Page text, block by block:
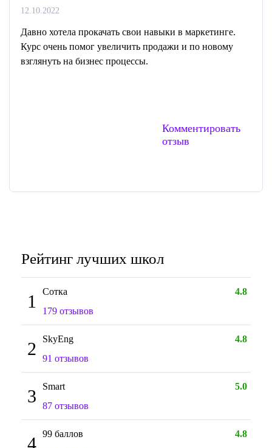
12.10.2022
Давно хотела прокачать свои навыки в маркетинге.
Курс очень помог увеличить продажи и по новому
взглянуть на бизнес процессы.
Комментировать
отзыв
Рейтинг лучших школ
1 Сотка
4.8
179 отзывов
2 SkyEng
4.8
91 отзывов
3 Smart
5.0
87 отзывов
4 99 баллов
4.8